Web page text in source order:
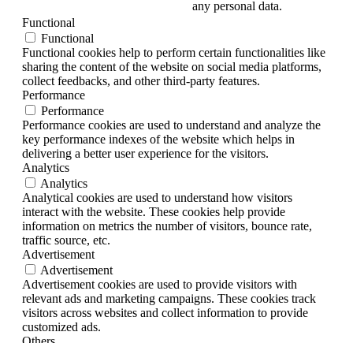
any personal data.
Functional
Functional
Functional cookies help to perform certain functionalities like
sharing the content of the website on social media platforms,
collect feedbacks, and other third-party features.
Performance
Performance
Performance cookies are used to understand and analyze the
key performance indexes of the website which helps in
delivering a better user experience for the visitors.
Analytics
Analytics
Analytical cookies are used to understand how visitors
interact with the website. These cookies help provide
information on metrics the number of visitors, bounce rate,
traffic source, etc.
Advertisement
Advertisement
Advertisement cookies are used to provide visitors with
relevant ads and marketing campaigns. These cookies track
visitors across websites and collect information to provide
customized ads.